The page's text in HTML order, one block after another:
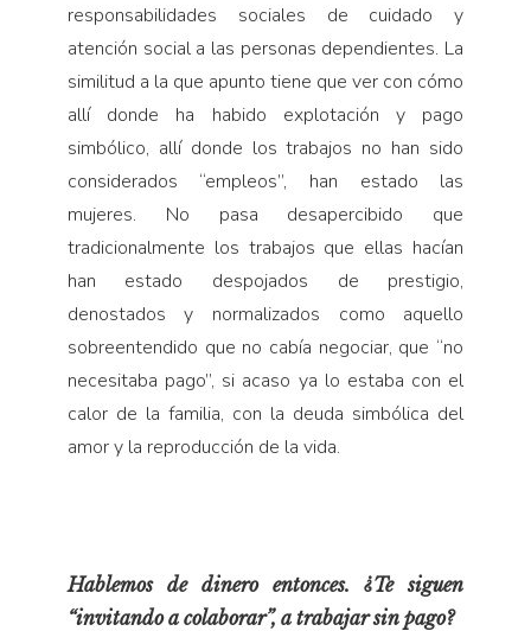
responsabilidades sociales de cuidado y
atención social a las personas dependientes. La
similitud a la que apunto tiene que ver con cómo
allí donde ha habido explotación y pago
simbólico, allí donde los trabajos no han sido
considerados “empleos”, han estado las
mujeres. No pasa desapercibido que
tradicionalmente los trabajos que ellas hacían
han estado despojados de prestigio,
denostados y normalizados como aquello
sobreentendido que no cabía negociar, que “no
necesitaba pago”, si acaso ya lo estaba con el
calor de la familia, con la deuda simbólica del
amor y la reproducción de la vida.
Hablemos de dinero entonces. ¿Te siguen
“invitando a colaborar”, a trabajar sin pago?